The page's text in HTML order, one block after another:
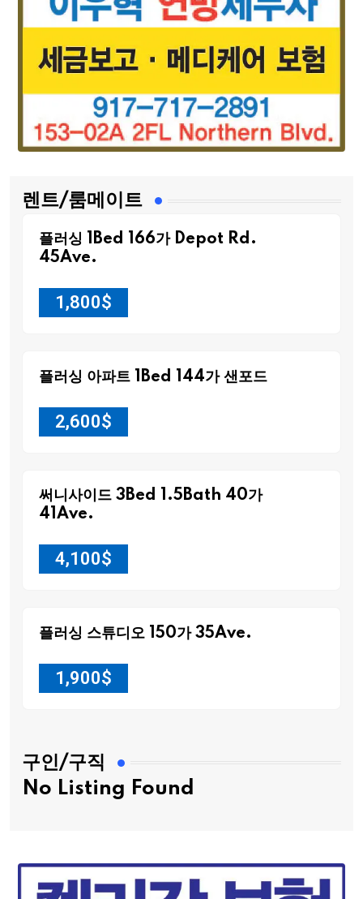
렌트/룸메이트
플러싱 1Bed 166가 Depot Rd.
45Ave.
1,800$
플러싱 아파트 1Bed 144가 샌포드
2,600$
써니사이드 3Bed 1.5Bath 40가
41Ave.
4,100$
플러싱 스튜디오 150가 35Ave.
1,900$
구인/구직
No Listing Found